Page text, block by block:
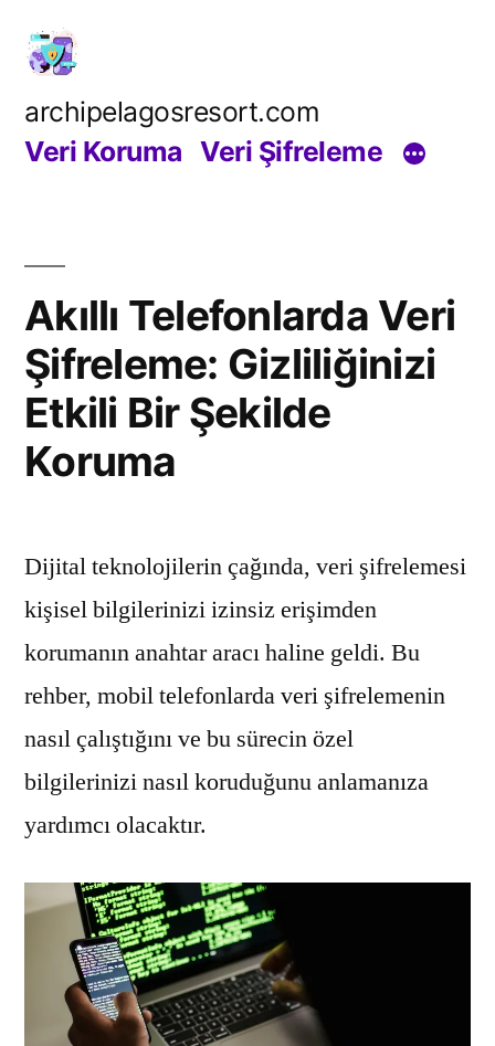
İçeriğe
geç
archipelagosresort.com
Veri Koruma Veri Şifreleme
Akıllı Telefonlarda Veri
Şifreleme: Gizliliğinizi
Etkili Bir Şekilde
Koruma
Dijital teknolojilerin çağında, veri şifrelemesi
kişisel bilgilerinizi izinsiz erişimden
korumanın anahtar aracı haline geldi. Bu
rehber, mobil telefonlarda veri şifrelemenin
nasıl çalıştığını ve bu sürecin özel
bilgilerinizi nasıl koruduğunu anlamanıza
yardımcı olacaktır.